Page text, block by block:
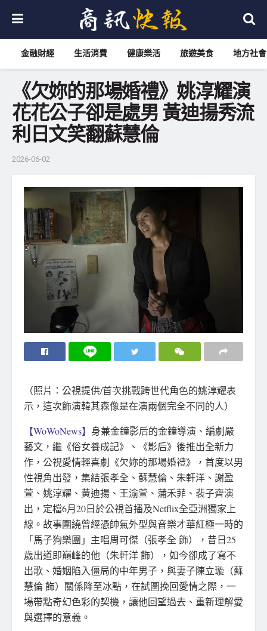
金融財經 生活消費 健康樂活 旅遊美食 地方社會
《欠妳的那場婚禮》姚淳耀演
花花公子卻是處男 黃迪揚秀流
利日文笑翻蘇慧倫
2026-06-02
（照片：公視提供/首次挑戰跨世代角色的姚淳耀表
示，這次飾演韓其森像是在演兩個完全不同的人）
【WoWoNews】 身兼金鐘影后的金鐘導演、編劇嚴
藝文，繼《俗女養成記》、《影后》後推出全新力
作，公視愛情輕喜劇《欠妳的那場婚禮》，首度以男
性視角出發，集結張孝全、蘇慧倫、朱軒洋、謝盈
萱、姚淳耀、黃迪揚、王渝萱、蒲禾菲、裴子齊演
出，定檔6月20日於公視首播及Netflix全亞洲獨家上
線。故事圍繞曾經憑帥氣外型與音樂才華紅極一時的
「馬子狗樂團」主唱周可傑（張孝全 飾），昔日25
歲出道即巔峰的他（朱軒洋 飾），如今卻成了寫不
出歌、婚姻陷入僵局的中年男子，與妻子陳立璇（蘇
慧倫 飾）關係降至冰點，在試圖挽回愛情之際，一
場帶點奇幻色彩的契機，讓他回望過去、重新理解愛
與選擇的意義。